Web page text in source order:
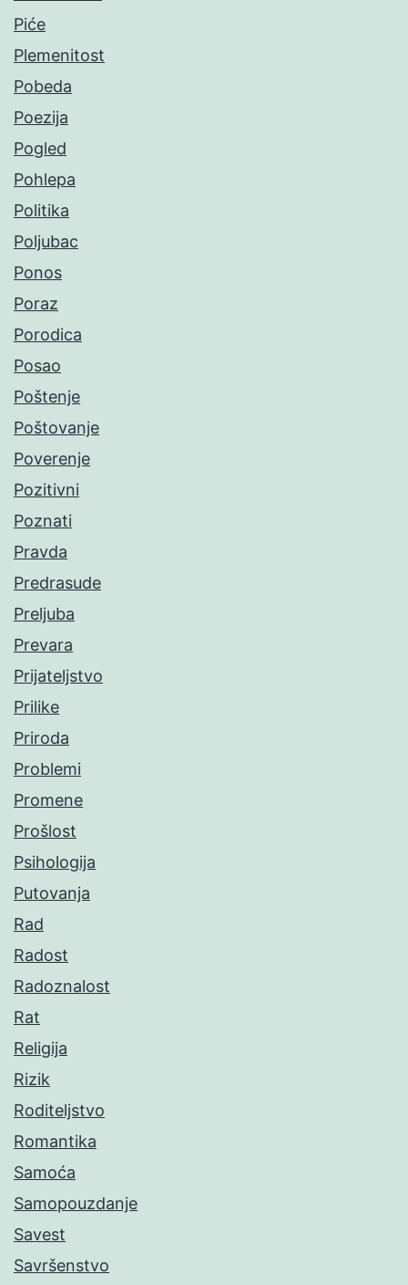
Piće
Plemenitost
Pobeda
Poezija
Pogled
Pohlepa
Politika
Poljubac
Ponos
Poraz
Porodica
Posao
Poštenje
Poštovanje
Poverenje
Pozitivni
Poznati
Pravda
Predrasude
Preljuba
Prevara
Prijateljstvo
Prilike
Priroda
Problemi
Promene
Prošlost
Psihologija
Putovanja
Rad
Radost
Radoznalost
Rat
Religija
Rizik
Roditeljstvo
Romantika
Samoća
Samopouzdanje
Savest
Savršenstvo